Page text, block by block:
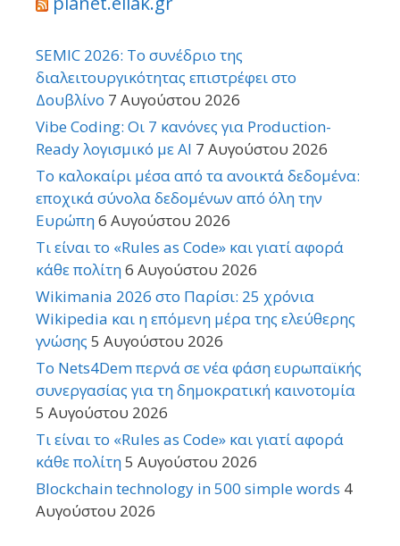
SEMIC 2026: Το συνέδριο της
διαλειτουργικότητας επιστρέφει στο
Δουβλίνο 7 Αυγούστου 2026
Vibe Coding: Οι 7 κανόνες για Production-
Ready λογισμικό με AI 7 Αυγούστου 2026
Το καλοκαίρι μέσα από τα ανοικτά δεδομένα:
εποχικά σύνολα δεδομένων από όλη την
Ευρώπη6 Αυγούστου 2026
Τι είναι το «Rules as Code» και γιατί αφορά
κάθε πολίτη6 Αυγούστου 2026
Wikimania 2026 στο Παρίσι: 25 χρόνια
Wikipedia και η επόμενη μέρα της ελεύθερης
γνώσης 5 Αυγούστου 2026
Το Nets4Dem περνά σε νέα φάση ευρωπαϊκής
συνεργασίας για τη δημοκρατική καινοτομία
5 Αυγούστου 2026
Τι είναι το «Rules as Code» και γιατί αφορά
κάθε πολίτη5 Αυγούστου 2026
Blockchain technology in 500 simple words 4
Αυγούστου 2026